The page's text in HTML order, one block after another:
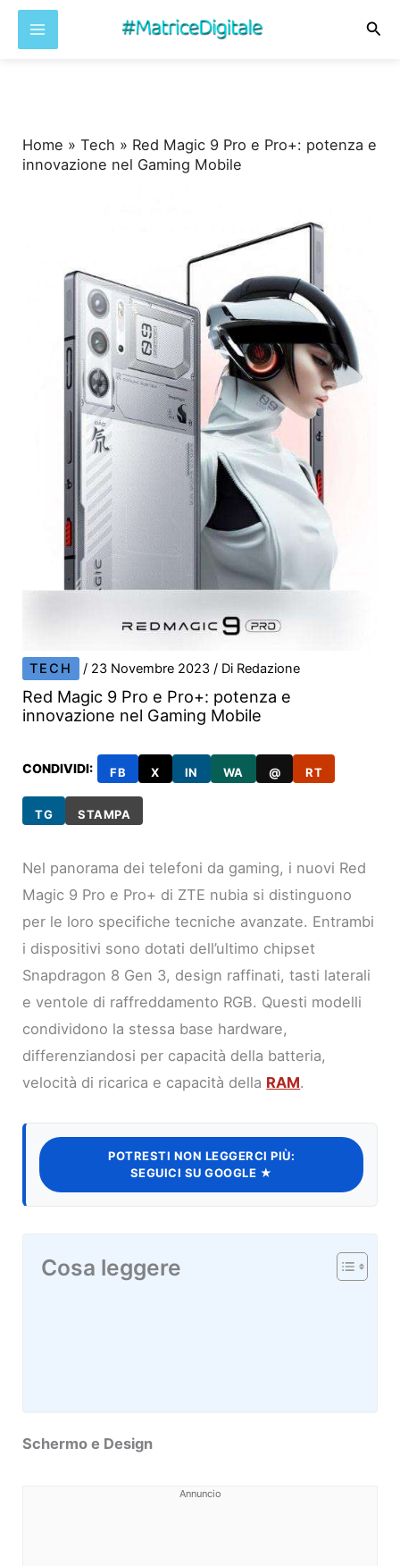
Home »Tech » Red Magic 9 Pro e Pro+: potenza e
innovazione nel Gaming Mobile
TECH / 23 Novembre 2023/ Di Redazione
Red Magic 9 Pro e Pro+: potenza e
innovazione nel Gaming Mobile
CONDIVIDI: FB X IN WA @ RT
TG STAMPA
Nel panorama dei telefoni da gaming, i nuovi Red
Magic 9 Pro e Pro+ di ZTE nubia si distinguono
per le loro specifiche tecniche avanzate. Entrambi
i dispositivi sono dotati dell’ultimo chipset
Snapdragon 8 Gen 3, design raffinati, tasti laterali
e ventole di raffreddamento RGB. Questi modelli
condividono la stessa base hardware,
differenziandosi per capacità della batteria,
velocità di ricarica e capacità della RAM.
POTRESTI NON LEGGERCI PIÙ:
SEGUICI SU GOOGLE ★
Cosa leggere
Schermo e Design
Annuncio